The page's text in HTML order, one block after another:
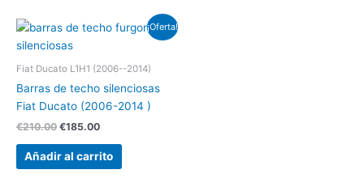
¡Oferta!
Fiat Ducato L1H1 (2006--2014)
Barras de techo silenciosas
Fiat Ducato (2006-2014 )
€210.00
El
precio
original
era:
€210.00.
€185.00
El
es:
€185.00.
Añadir al carrito